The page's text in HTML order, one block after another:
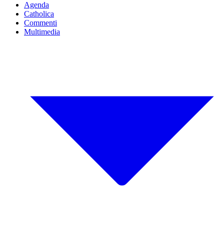
Agenda
Catholica
Commenti
Multimedia